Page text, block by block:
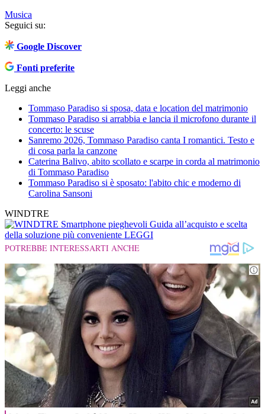
Musica
Seguici su:
Google Discover
Fonti preferite
Leggi anche
Tommaso Paradiso si sposa, data e location del matrimonio
Tommaso Paradiso si arrabbia e lancia il microfono durante il
concerto: le scuse
Sanremo 2026, Tommaso Paradiso canta I romantici. Testo e
di cosa parla la canzone
Caterina Balivo, abito scollato e scarpe in corda al matrimonio
di Tommaso Paradiso
Tommaso Paradiso si è sposato: l'abito chic e moderno di
Carolina Sansoni
WINDTRE
Smartphone pieghevoli Guida all’acquisto e scelta
della soluzione più conveniente LEGGI